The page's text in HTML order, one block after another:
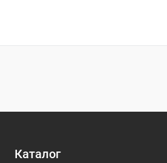
Купить в 1 клик Сравнение
Каталог